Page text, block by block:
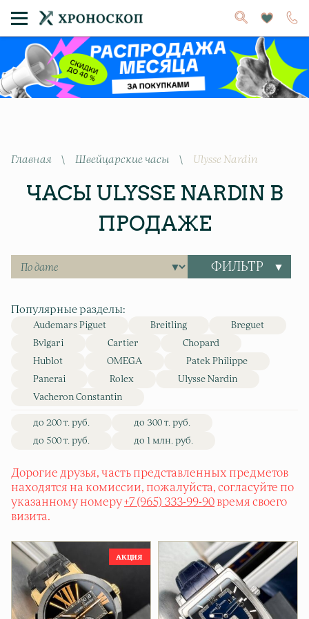
Главная \ Швейцарские часы \ Ulysse Nardin
ЧАСЫ ULYSSE NARDIN В
ПРОДАЖЕ
ФИЛЬТР
Популярные разделы:
Audemars Piguet Breitling
Breguet
Bvlgari
Cartier
Chopard
Hublot
OMEGA
Patek Philippe
Panerai
Rolex
Ulysse Nardin
Vacheron Constantin
до 200 т. руб.
до 300 т. руб.
до 500 т. руб.
до 1 млн. руб.
Дорогие друзья, часть представленных предметов
находятся на комиссии, пожалуйста, согласуйте по
указанному номеру+7 (965) 333-99-90 время своего
визита.